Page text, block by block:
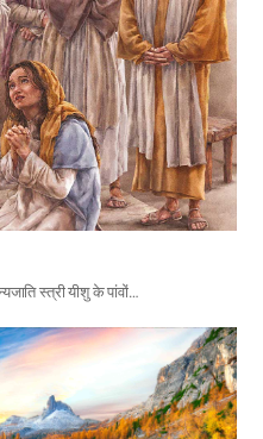
स्त्री यीशु के पांवों…